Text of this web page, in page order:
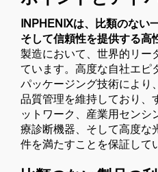
INPHENIXは、比類のない
そして信頼性を提供する高
製造において、世界的リー
ています。高度な自社エピ
パッケージング技術により
品質管理を維持しており、
ットワーク、産業用センシ
療診断機器、そして高度な
件を満たすことを保証して